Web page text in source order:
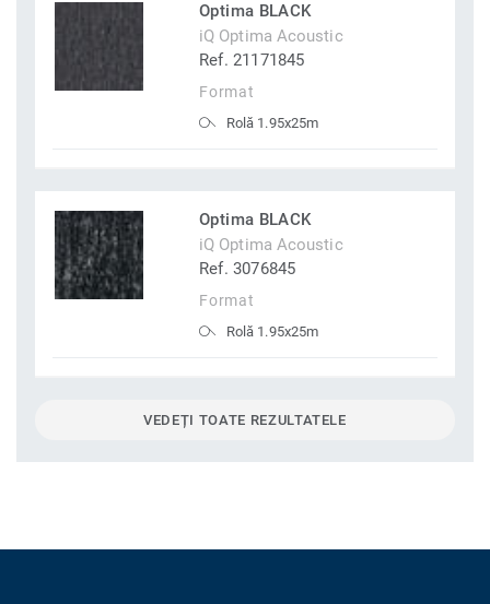
Optima BLACK
iQ Optima Acoustic
Ref. 21171845
Format
Rolă 1.95x25m
Optima BLACK
iQ Optima Acoustic
Ref. 3076845
Format
Rolă 1.95x25m
VEDEȚI TOATE REZULTATELE